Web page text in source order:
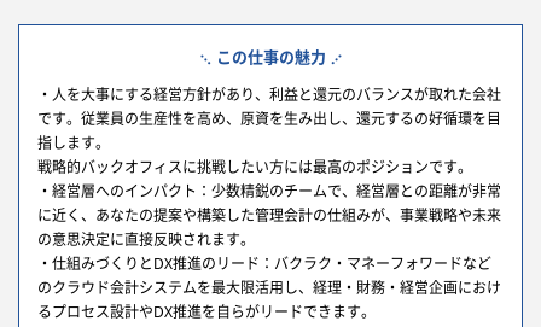
この仕事の魅力
・人を大事にする経営方針があり、利益と還元のバランスが取れた会社
です。従業員の生産性を高め、原資を生み出し、還元するの好循環を目
指します。
戦略的バックオフィスに挑戦したい方には最高のポジションです。
・経営層へのインパクト：少数精鋭のチームで、経営層との距離が非常
に近く、あなたの提案や構築した管理会計の仕組みが、事業戦略や未来
の意思決定に直接反映されます。
・仕組みづくりとDX推進のリード：バクラク・マネーフォワードなど
のクラウド会計システムを最大限活用し、経理・財務・経営企画におけ
るプロセス設計やDX推進を自らがリードできます。